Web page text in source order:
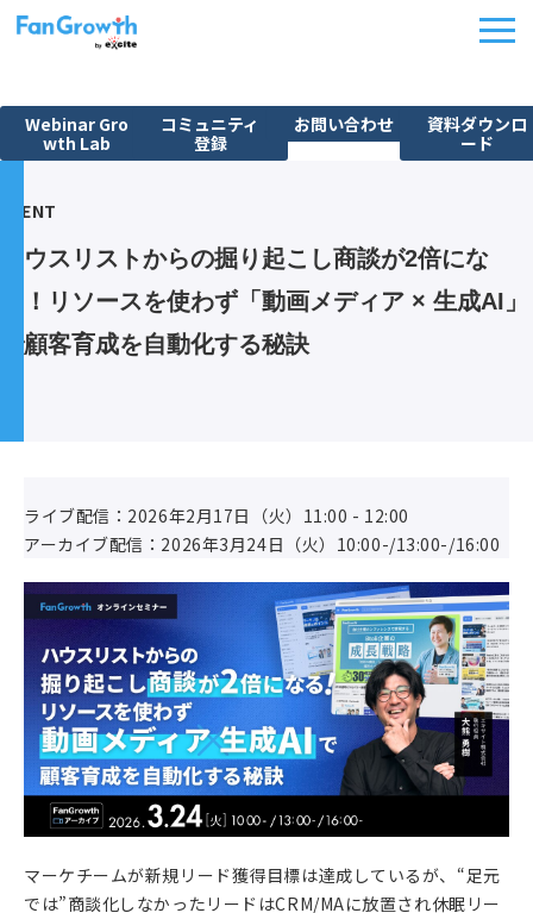
Webinar Gro
wth Lab
コミュニティ
登録
お問い合わせ
資料ダウンロ
ード
課題から探す
施策別活用シーン
料金・プラン
EVENT
ハウスリストからの掘り起こし商談が2倍にな
る！リソースを使わず「動画メディア × 生成AI」
で顧客育成を自動化する秘訣
ライブ配信：2026年2月17日（火）11:00 - 12:00
アーカイブ配信：2026年3月24日（火）10:00-/13:00-/16:00
マーケチームが新規リード獲得目標は達成しているが、“足元
では”商談化しなかったリードはCRM/MAに放置され休眠リー